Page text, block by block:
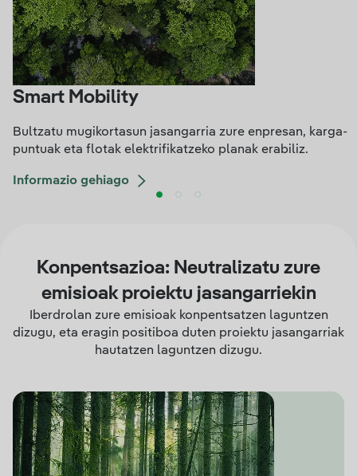
Smart Mobility
Bultzatu mugikortasun jasangarria zure enpresan, karga-
puntuak eta flotak elektrifikatzeko planak erabiliz.
Informazio gehiago
Konpentsazioa: Neutralizatu zure
emisioak proiektu jasangarriekin
Iberdrolan zure emisioak konpentsatzen laguntzen
dizugu, eta eragin positiboa duten proiektu jasangarriak
hautatzen laguntzen dizugu.